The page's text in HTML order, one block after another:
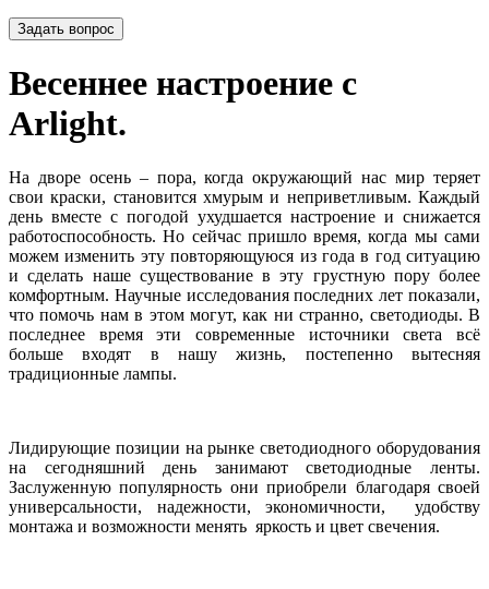
Задать вопрос
Весеннее настроение с
Arlight.
На дворе осень – пора, когда окружающий нас мир теряет
свои краски, становится хмурым и неприветливым. Каждый
день вместе с погодой ухудшается настроение и снижается
работоспособность. Но сейчас пришло время, когда мы сами
можем изменить эту повторяющуюся из года в год ситуацию
и сделать наше существование в эту грустную пору более
комфортным. Научные исследования последних лет показали,
что помочь нам в этом могут, как ни странно, светодиоды. В
последнее время эти современные источники света всё
больше входят в нашу жизнь, постепенно вытесняя
традиционные лампы.
Лидирующие позиции на рынке светодиодного оборудования
на сегодняшний день занимают светодиодные ленты.
Заслуженную популярность они приобрели благодаря своей
универсальности, надежности, экономичности, удобству
монтажа и возможности менять яркость и цвет свечения.